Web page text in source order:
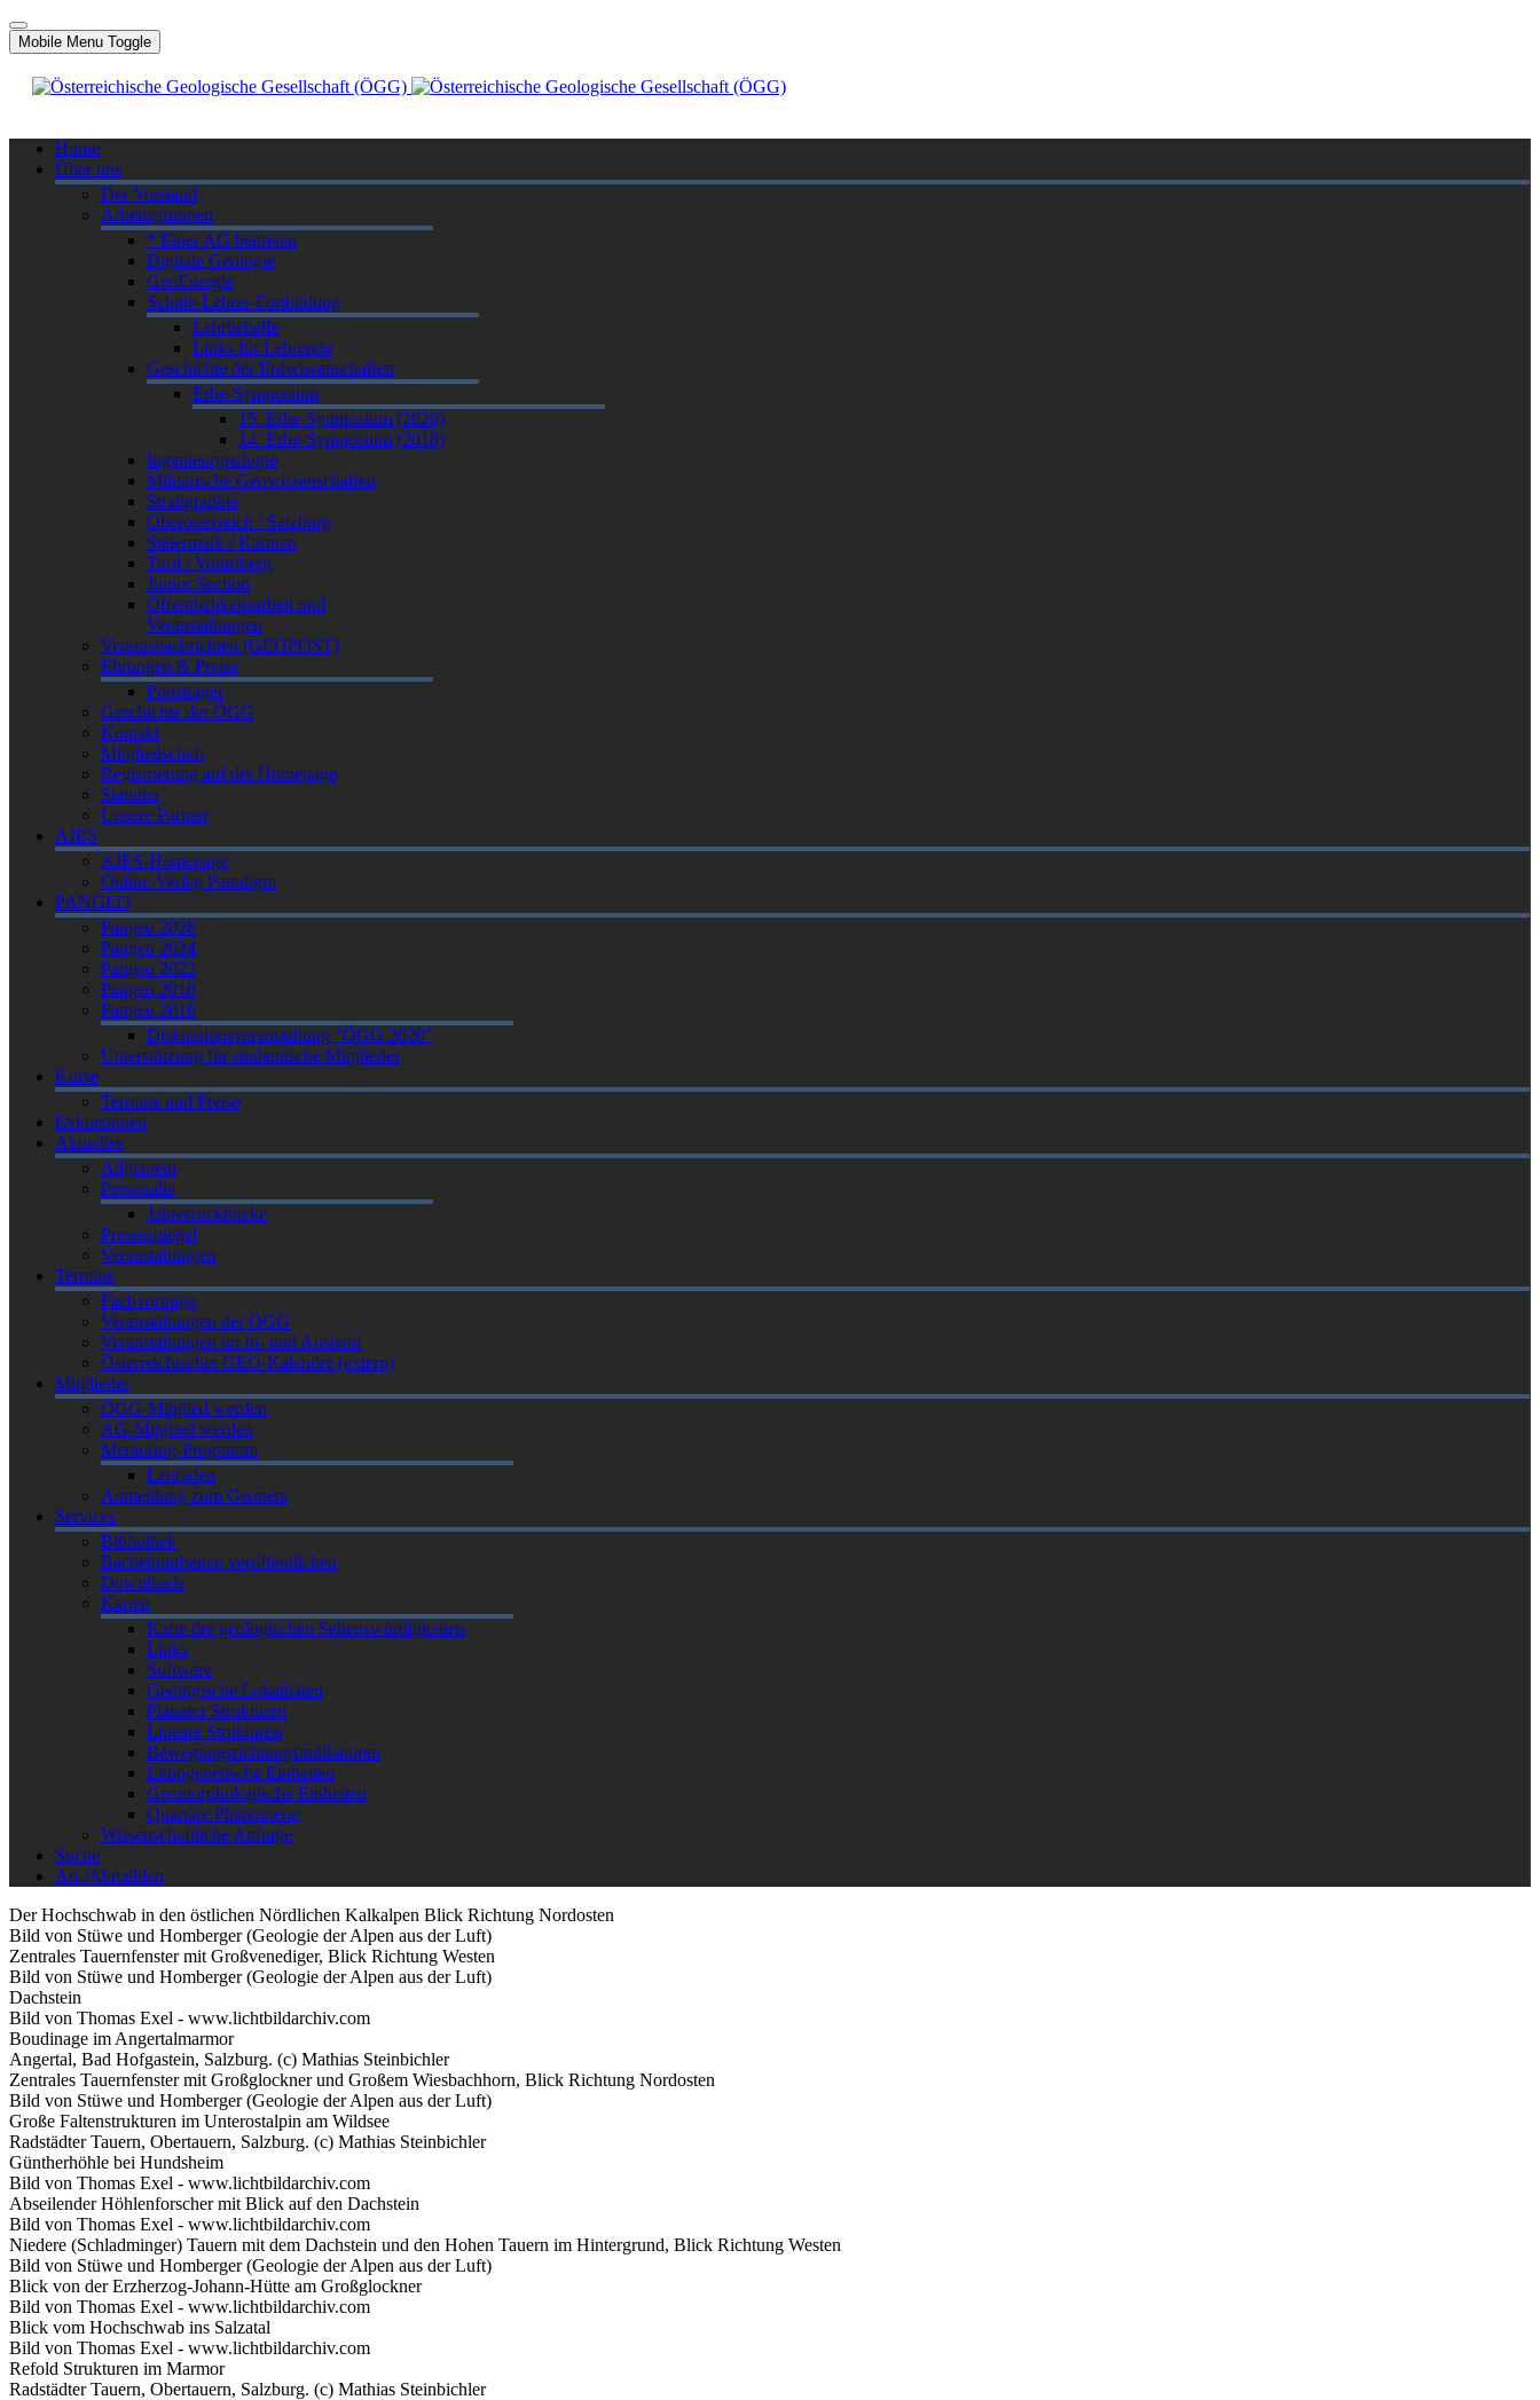
Mobile Menu Toggle
Home
Über uns
Der Vorstand
Arbeitsgruppen
* Einer AG beitreten
Digitale Geologie
GeoEnergie
Schule-Lehrer-Fortbildung
Lehrbehelfe
Links für Lehrende
Geschichte der Erdwissenschaften
Erbe-Symposium
15. Erbe-Symposium (2020)
14. Erbe-Symposium (2018)
Ingenieurgeologie
Militärische Geowissenschaften
Stratigraphie
Oberösterreich / Salzburg
Steiermark / Kärnten
Tirol / Vorarlberg
Junior Section
Öffentlichkeitsarbeit und
Veranstaltungen
Vereinsnachrichten (GEOPOST)
Ehrungen & Preise
Preisträger
Geschichte der ÖGG
Kontakt
Mitgliedschaft
Registrierung auf der Homepage
Statuten
Unsere Partner
AJES
AJES-Homepage
Online-Verlag Paradigm
PANGEO
Pangeo 2026
Pangeo 2024
Pangeo 2022
Pangeo 2018
Pangeo 2016
Diskussionsveranstaltung "ÖGG 2020"
Unterstützung für studentische Mitglieder
Kurse
Termine und Preise
Exkursionen
Aktuelles
Allgemein
Personalia
Jahresrückblicke
Pressespiegel
Veranstaltungen
Termine
Fachvorträge
Veranstaltungen der ÖGG
Veranstaltungen im In- und Ausland
Österreichischer GEO-Kalender (extern)
Mitglieder
ÖGG-Mitglied werden
AG-Mitglied werden
Mentoring-Programm
Leitfaden
Anmeldung zum Geonetz
Services
Bibliothek
Bachelorarbeiten veröffentlichen
Downloads
Karten
Karte der geologischen Sehenswürdigkeiten
Links
Software
Geologische Lokalitäten
Planarer Strukturen
Lineare Strukturen
Bewegungsrichtungsindikatoren
Lithogenetische Einheiten
Geomorphologische Einheiten
Quartäre Phänomene
Wissenschaftliche Anfrage
Suche
An-/Abmelden
Der Hochschwab in den östlichen Nördlichen Kalkalpen Blick Richtung Nordosten
Bild von Stüwe und Homberger (Geologie der Alpen aus der Luft)
Zentrales Tauernfenster mit Großvenediger, Blick Richtung Westen
Bild von Stüwe und Homberger (Geologie der Alpen aus der Luft)
Dachstein
Bild von Thomas Exel - www.lichtbildarchiv.com
Boudinage im Angertalmarmor
Angertal, Bad Hofgastein, Salzburg. (c) Mathias Steinbichler
Zentrales Tauernfenster mit Großglockner und Großem Wiesbachhorn, Blick Richtung Nordosten
Bild von Stüwe und Homberger (Geologie der Alpen aus der Luft)
Große Faltenstrukturen im Unterostalpin am Wildsee
Radstädter Tauern, Obertauern, Salzburg. (c) Mathias Steinbichler
Güntherhöhle bei Hundsheim
Bild von Thomas Exel - www.lichtbildarchiv.com
Abseilender Höhlenforscher mit Blick auf den Dachstein
Bild von Thomas Exel - www.lichtbildarchiv.com
Niedere (Schladminger) Tauern mit dem Dachstein und den Hohen Tauern im Hintergrund, Blick Richtung Westen
Bild von Stüwe und Homberger (Geologie der Alpen aus der Luft)
Blick von der Erzherzog-Johann-Hütte am Großglockner
Bild von Thomas Exel - www.lichtbildarchiv.com
Blick vom Hochschwab ins Salzatal
Bild von Thomas Exel - www.lichtbildarchiv.com
Refold Strukturen im Marmor
Radstädter Tauern, Obertauern, Salzburg. (c) Mathias Steinbichler